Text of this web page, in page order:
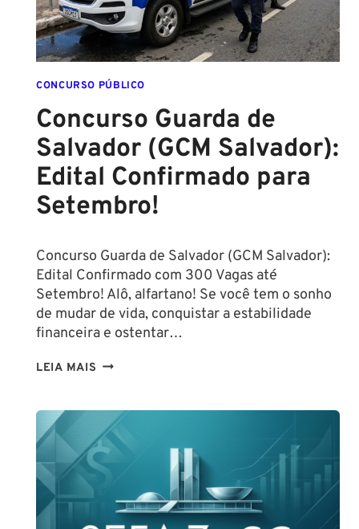
CONCURSO PÚBLICO
Concurso Guarda de
Salvador (GCM Salvador):
Edital Confirmado para
Setembro!
Concurso Guarda de Salvador (GCM Salvador):
Edital Confirmado com 300 Vagas até
Setembro! Alô, alfartano! Se você tem o sonho
de mudar de vida, conquistar a estabilidade
financeira e ostentar…
LEIA MAIS CONCURSO
SALVADOR
(GCM
SALVADOR):
CONFIRMADO
PARA